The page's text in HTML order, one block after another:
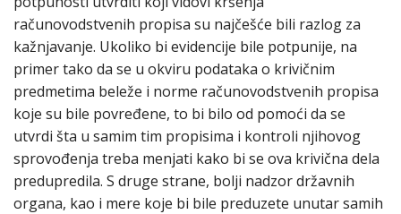
računovodstvenih propisa su najčešće bili razlog za
kažnjavanje. Ukoliko bi evidencije bile potpunije, na
primer tako da se u okviru podataka o krivičnim
predmetima beleže i norme računovodstvenih propisa
koje su bile povređene, to bi bilo od pomoći da se
utvrdi šta u samim tim propisima i kontroli njihovog
sprovođenja treba menjati kako bi se ova krivična dela
predupredila. S druge strane, bolji nadzor državnih
organa, kao i mere koje bi bile preduzete unutar samih